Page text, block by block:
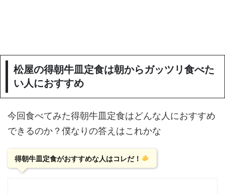
松屋の得朝牛皿定食は朝からガッツリ食べた
い人におすすめ
今回食べてみた得朝牛皿定食はどんな人におすすめ
できるのか？僕なりの答えはこれかな
得朝牛皿定食がおすすめな人はコレだ！